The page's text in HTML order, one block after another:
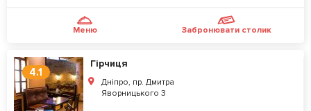
Меню Забронювати столик
4.1
Гірчиця
Дніпро, пр. Дмитра
Яворницького 3